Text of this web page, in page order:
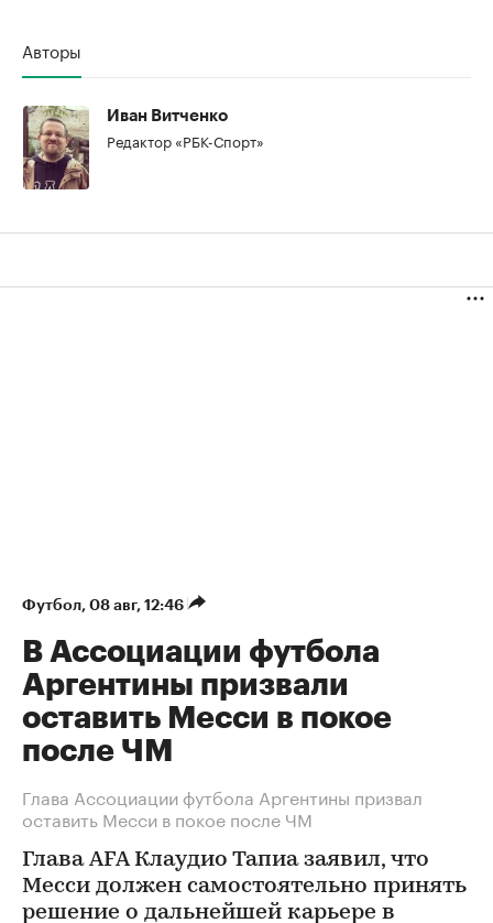
Авторы
Иван Витченко
Редактор «РБК-Спорт»
Футбол⁠, 08 авг, 12:46
В Ассоциации футбола
Аргентины призвали
оставить Месси в покое
после ЧМ
Глава Ассоциации футбола Аргентины призвал
оставить Месси в покое после ЧМ
Глава AFA Клаудио Тапиа заявил, что
Месси должен самостоятельно принять
решение о дальнейшей карьере в